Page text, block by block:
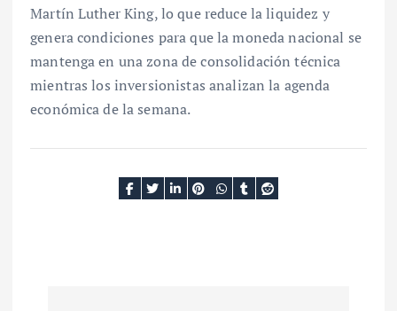
Martín Luther King, lo que reduce la liquidez y
genera condiciones para que la moneda nacional se
mantenga en una zona de consolidación técnica
mientras los inversionistas analizan la agenda
económica de la semana.